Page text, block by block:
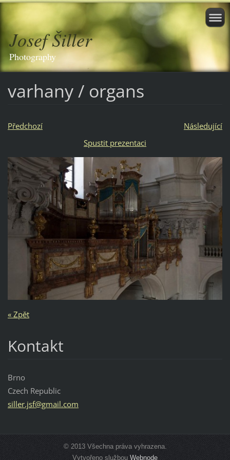
Josef Šiller
Photography
varhany / organs
Předchozí
Následující
Spustit prezentaci
« Zpět
Kontakt
Brno
Czech Republic
siller.jsf@gmail.com
© 2013 Všechna práva vyhrazena.
Vytvořeno službouWebnode